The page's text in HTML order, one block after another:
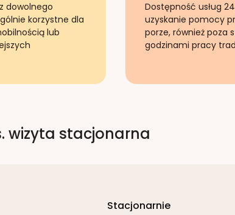
dowolnego
korzystne dla
lub
Dostępność usług
uzyskanie pomocy
porze, również poza
godzinami pracy
wizyta stacjonarna
Stacjonarnie